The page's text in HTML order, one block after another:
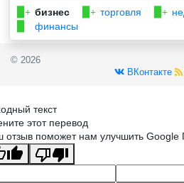
▉+ бизнес ▉+ торговля ▉+
финансы
© 2026
ВКонтакте
текст
этот перевод
отзыв поможет нам улучшить Google